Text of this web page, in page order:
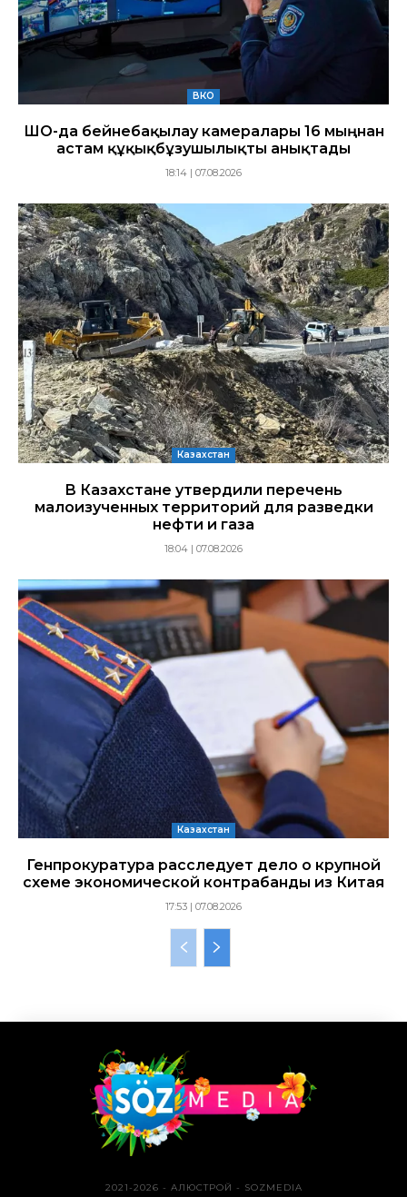
ВКО
ШҚО-да бейнебақылау камералары 16 мыңнан
астам құқықбұзушылықты анықтады
18:14 | 07.08.2026
Казахстан
В Казахстане утвердили перечень
малоизученных территорий для разведки
нефти и газа
18:04 | 07.08.2026
Казахстан
Генпрокуратура расследует дело о крупной
схеме экономической контрабанды из Китая
17:53 | 07.08.2026
2021-2026 - АЛЮСТРОЙ - SOZMEDIA